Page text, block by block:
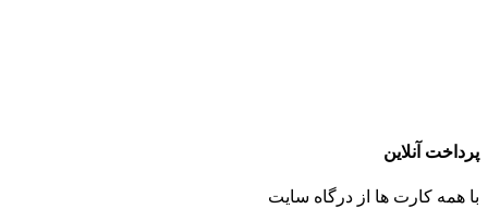
پرداخت آنلاین
با همه کارت ها از درگاه سایت